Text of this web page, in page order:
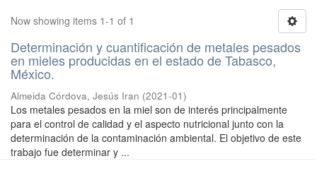
Now showing items 1-1 of 1
Determinación y cuantificación de metales pesados
en mieles producidas en el estado de Tabasco,
México.
Almeida Córdova, Jesús Iran (2021-01)
Los metales pesados en la miel son de interés principalmente
para el control de calidad y el aspecto nutricional junto con la
determinación de la contaminación ambiental. El objetivo de este
trabajo fue determinar y ...